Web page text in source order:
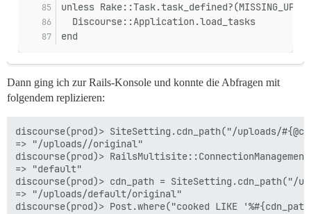
unless
  Discourse::Application.load_tasks
end
Dann ging ich zur Rails-Konsole und konnte die Abfragen mit
folgendem replizieren:
discourse(prod)> SiteSetting.cdn_path("/uploads/
=> "/uploads//original"
discourse(prod)>
=> "default"
discourse(prod)> cdn_path =
=> "/uploads/default/original"
discourse(prod)> Post.where("cooked LIKE